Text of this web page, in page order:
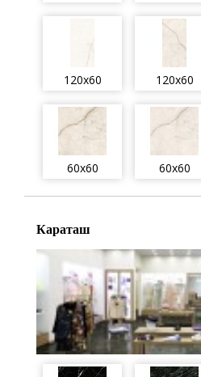
120x60 120x60
60x60 60x60
Караташ